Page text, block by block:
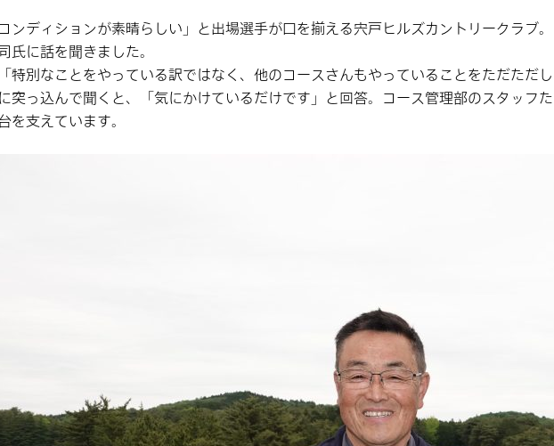
コンディションが素晴らしい」と出場選手が口を揃える宍戸ヒルズカントリークラブ
氏に話を聞きました。
特別なことをやっている訳ではなく、他のコースさんもやっていることをただただ
突っ込んで聞くと、「気にかけているだけです」と回答。コース管理部のスタッフ
を支えています。